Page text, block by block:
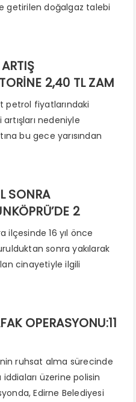
getirilen doğalgaz talebi
2,40 TL ZAM
petrol fiyatlarındaki
nedeniyle
bu gece yarısından
SONRA
2
ilçesinde 16 yıl önce
sonra yakılarak
cinayetiyle ilgili
OPERASYONU:11
ruhsat alma sürecinde
iddiaları üzerine polisin
Edirne Belediyesi